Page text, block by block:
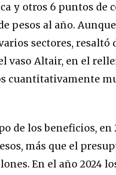
y otros 6 puntos de
pesos al año.
sectores, resaltó
vaso Altair, en el
cuantitativamente
de los beneficios, en
más que el
En el año 2024